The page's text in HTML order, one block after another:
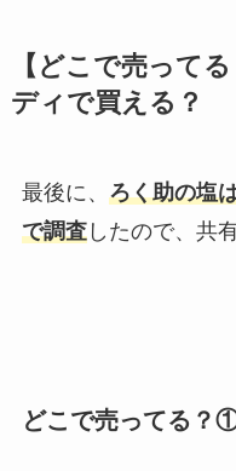
【どこで売って
ディで買える？
最後に、 ろく助の塩
で調査したので、共
どこで売ってる？